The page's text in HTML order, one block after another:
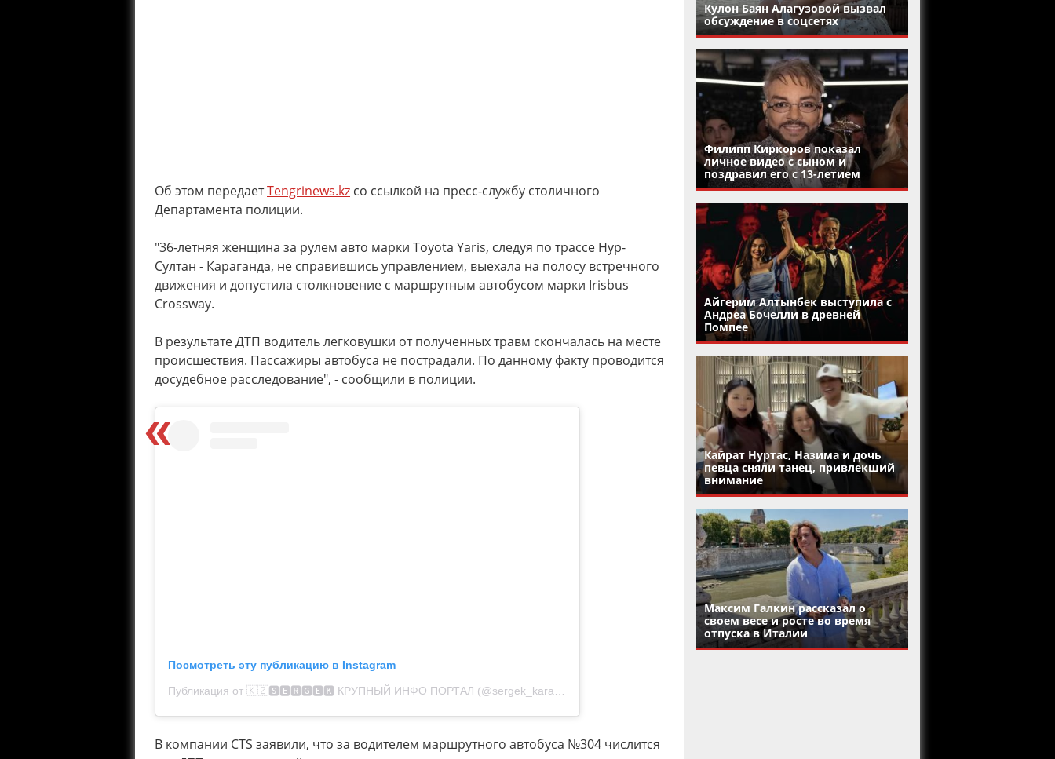
Об этом передаетTengrinews.kz со ссылкой на пресс-службу столичного
Департамента полиции.
"36-летняя женщина за рулем авто марки Toyota Yaris, следуя по трассе Нур-
Султан - Караганда, не справившись управлением, выехала на полосу встречного
движения и допустила столкновение с маршрутным автобусом марки Irisbus
Crossway.
В результате ДТП водитель легковушки от полученных травм скончалась на месте
происшествия. Пассажиры автобуса не пострадали. По данному факту проводится
досудебное расследование", - сообщили в полиции.
Посмотреть эту публикацию в Instagram
В компании CTS заявили, что за водителем маршрутного автобуса №304 числится
Кулон Баян Алагузовой вызвал
обсуждение в соцсетях
Филипп Киркоров показал
личное видео с сыном и
поздравил его с 13-летием
Айгерим Алтынбек выступила с
Андреа Бочелли в древней
Помпее
Кайрат Нуртас, Назима и дочь
певца сняли танец, привлекший
внимание
Максим Галкин рассказал о
своем весе и росте во время
отпуска в Италии